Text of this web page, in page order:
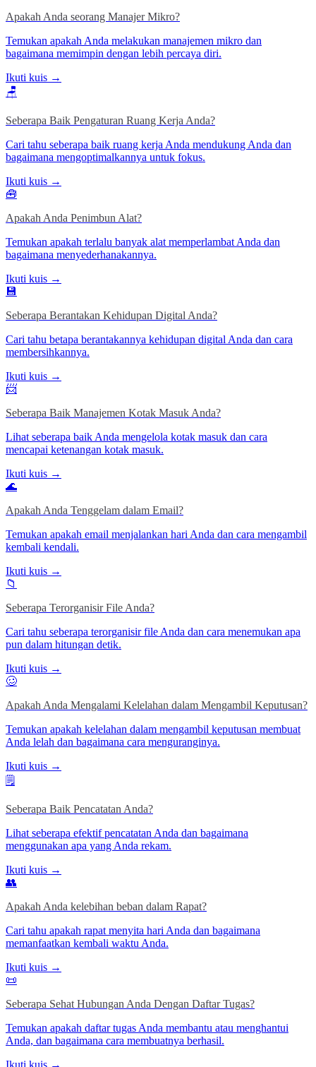
Apakah Anda seorang Manajer Mikro?
Temukan apakah Anda melakukan manajemen mikro dan
bagaimana memimpin dengan lebih percaya diri.
Ikuti kuis →
🪑
Seberapa Baik Pengaturan Ruang Kerja Anda?
Cari tahu seberapa baik ruang kerja Anda mendukung Anda dan
bagaimana mengoptimalkannya untuk fokus.
Ikuti kuis →
🧰
Apakah Anda Penimbun Alat?
Temukan apakah terlalu banyak alat memperlambat Anda dan
bagaimana menyederhanakannya.
Ikuti kuis →
💾
Seberapa Berantakan Kehidupan Digital Anda?
Cari tahu betapa berantakannya kehidupan digital Anda dan cara
membersihkannya.
Ikuti kuis →
📨
Seberapa Baik Manajemen Kotak Masuk Anda?
Lihat seberapa baik Anda mengelola kotak masuk dan cara
mencapai ketenangan kotak masuk.
Ikuti kuis →
🌊
Apakah Anda Tenggelam dalam Email?
Temukan apakah email menjalankan hari Anda dan cara mengambil
kembali kendali.
Ikuti kuis →
📁
Seberapa Terorganisir File Anda?
Cari tahu seberapa terorganisir file Anda dan cara menemukan apa
pun dalam hitungan detik.
Ikuti kuis →
🥴
Apakah Anda Mengalami Kelelahan dalam Mengambil Keputusan?
Temukan apakah kelelahan dalam mengambil keputusan membuat
Anda lelah dan bagaimana cara menguranginya.
Ikuti kuis →
🗒️
Seberapa Baik Pencatatan Anda?
Lihat seberapa efektif pencatatan Anda dan bagaimana
menggunakan apa yang Anda rekam.
Ikuti kuis →
👥
Apakah Anda kelebihan beban dalam Rapat?
Cari tahu apakah rapat menyita hari Anda dan bagaimana
memanfaatkan kembali waktu Anda.
Ikuti kuis →
📜
Seberapa Sehat Hubungan Anda Dengan Daftar Tugas?
Temukan apakah daftar tugas Anda membantu atau menghantui
Anda, dan bagaimana cara membuatnya berhasil.